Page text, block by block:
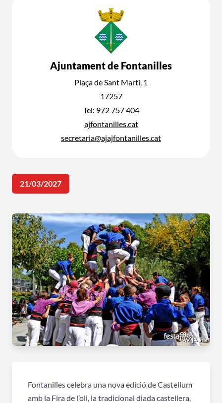
Ajuntament de Fontanilles
Plaça de Sant Martí, 1
17257
Tel: 972 757 404
ajfontanilles.cat
secretaria@ajajfontanilles.cat
21/03/2027
Fontanilles celebra una nova edició de Castellum
amb la Fira de l’oli, la tradicional diada castellera,